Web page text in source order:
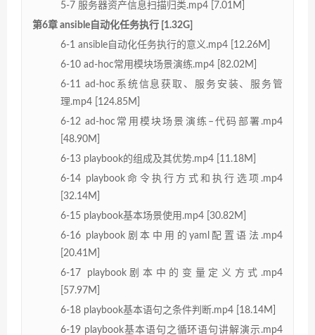
5-7 服务器资产信息扫描归类.mp4 [7.01M]
第6章 ansible自动化任务执行 [1.32G]
6-1 ansible自动化任务执行的意义.mp4 [12.26M]
6-10 ad-hoc常用模块场景演练.mp4 [82.02M]
6-11 ad-hoc系统信息获取、服务安装、服务管
理.mp4 [124.85M]
6-12 ad-hoc常用模块场景演练–代码部署.mp4
[48.90M]
6-13 playbook的组成及其优势.mp4 [11.18M]
6-14 playbook命令执行方式和执行选项.mp4
[32.14M]
6-15 playbook基本场景使用.mp4 [30.82M]
6-16 playbook剧本中用的yaml配置语法.mp4
[20.41M]
6-17 playbook剧本中的变量定义方式.mp4
[57.97M]
6-18 playbook基本语句之条件判断.mp4 [18.14M]
6-19 playbook基本语句之循环语句讲解演示.mp4